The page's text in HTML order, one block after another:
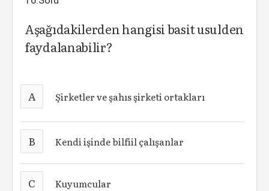
Aşağıdakilerden hangisi basit usulden
faydalanabilir?
A Şirketler ve şahıs şirketi ortakları
B Kendi işinde bilfiil çalışanlar
C Kuyumcular